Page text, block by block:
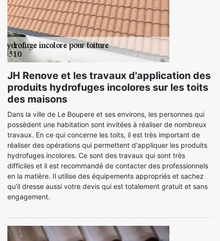
JH Renove et les travaux d'application des
produits hydrofuges incolores sur les toits
des maisons
Dans la ville de Le Boupere et ses environs, les personnes qui
possèdent une habitation sont invitées à réaliser de nombreux
travaux. En ce qui concerne les toits, il est très important de
réaliser des opérations qui permettent d'appliquer les produits
hydrofuges incolores. Ce sont des travaux qui sont très
difficiles et il est recommandé de contacter des professionnels
en la matière. Il utilise des équipements appropriés et sachez
qu'il dresse aussi votre devis qui est totalement gratuit et sans
engagement.